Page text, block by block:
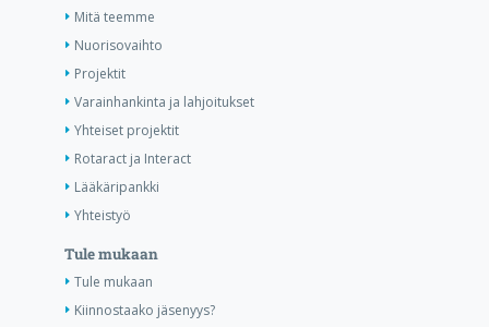
Mitä teemme
Nuorisovaihto
Projektit
Varainhankinta ja lahjoitukset
Yhteiset projektit
Rotaract ja Interact
Lääkäripankki
Yhteistyö
Tule mukaan
Tule mukaan
Kiinnostaako jäsenyys?